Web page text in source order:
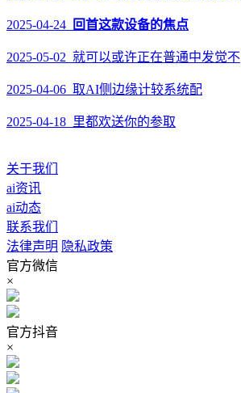
2025-04-24 回首这款设备的焦点
2025-05-02 就可以或许正在普通中发觉不
2025-04-06 取AI侧边缘计较系统配
2025-04-18 里都欢送你的参取
关于我们
ai资讯
ai动态
联系我们
法律声明 隐私政策
官方微信
×
官方抖音
×